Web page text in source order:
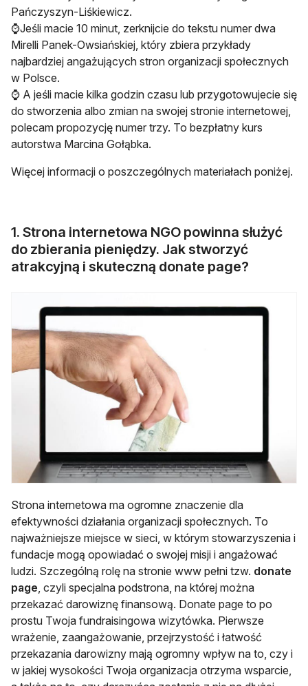
Pańczyszyn-Liśkiewicz.
⌚Jeśli macie 10 minut, zerknijcie do tekstu numer dwa
Mirelli Panek-Owsiańskiej, który zbiera przykłady
najbardziej angażujących stron organizacji społecznych
w Polsce.
⌚ A jeśli macie kilka godzin czasu lub przygotowujecie się
do stworzenia albo zmian na swojej stronie internetowej,
polecam propozycję numer trzy. To bezpłatny kurs
autorstwa Marcina Gołąbka.
Więcej informacji o poszczególnych materiałach poniżej.
1. Strona internetowa NGO powinna służyć
do zbierania pieniędzy. Jak stworzyć
atrakcyjną i skuteczną donate page?
Strona internetowa ma ogromne znaczenie dla
efektywności działania organizacji społecznych. To
najważniejsze miejsce w sieci, w którym stowarzyszenia i
fundacje mogą opowiadać o swojej misji i angażować
ludzi. Szczególną rolę na stronie www pełni tzw. donate
page, czyli specjalna podstrona, na której można
przekazać darowiznę finansową. Donate page to po
prostu Twoja fundraisingowa wizytówka. Pierwsze
wrażenie, zaangażowanie, przejrzystość i łatwość
przekazania darowizny mają ogromny wpływ na to, czy i
w jakiej wysokości Twoja organizacja otrzyma wsparcie,